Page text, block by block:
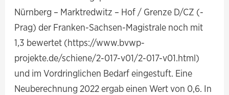
Nürnberg – Marktredwitz – Hof / Grenze D/CZ (-
Prag) der Franken-Sachsen-Magistrale noch mit
1,3 bewertet (https://www.bvwp-
projekte.de/schiene/2-017-v01/2-017-v01.html)
und im Vordringlichen Bedarf eingestuft. Eine
Neuberechnung 2022 ergab einen Wert von 0,6. In